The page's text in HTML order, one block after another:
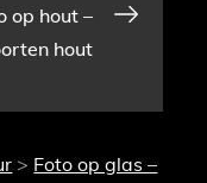
op hout –
hout
> Foto op glas –